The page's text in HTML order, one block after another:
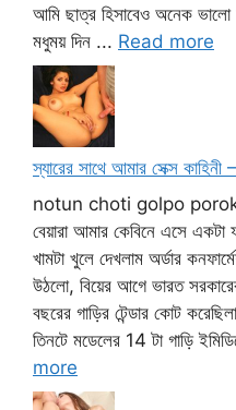
আমি ছাত্র হিসাবেও অনেক
মধুময় দিন ... Read more
স্যারের সাথে আমার সেক্স কাহিনী
notun choti golpo porokia
বেয়ারা আমার কেবিনে এসে
খামটা খুলে দেখলাম অর্ডার
উঠলো, বিয়ের আগে ভারত সরকারের
বছরের গাড়ির টেন্ডার কোট
তিনটে মডেলের 14 টা গাড়ি
more